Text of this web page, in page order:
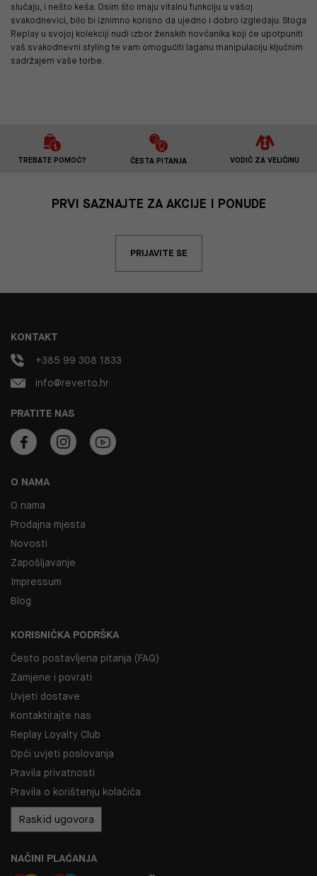
slučaju, i nešto keša. Osim što imaju vitalnu funkciju u vašoj
svakodnevici, bilo bi iznimno korisno da ujedno i dobro izgledaju. Stoga
Replay u svojoj kolekciji nudi izbor ženskih novčanika koji će upotpuniti
vaš svakodnevni styling te vam omogućiti laganu manipulaciju ključnim
sadržajem vaše torbe.
TREBATE POMOĆ? ČESTA PITANJA VODIČ ZA VELIČINU
PRVI SAZNAJTE ZA AKCIJE I PONUDE
PRIJAVITE SE
O NAMA
O nama
Prodajna mjesta
Novosti
Zapošljavanje
Impressum
Blog
KORISNIČKA PODRŠKA
Često postavljena pitanja (FAQ)
Zamjene i povrati
Uvjeti dostave
Kontaktirajte nas
Replay Loyalty Club
Opći uvjeti poslovanja
Pravila privatnosti
Pravila o korištenju kolačića
Raskid ugovora
PRATITE NAS
NAČINI PLAĆANJA
KONTAKT
+385 99 308 1833
info@reverto.hr